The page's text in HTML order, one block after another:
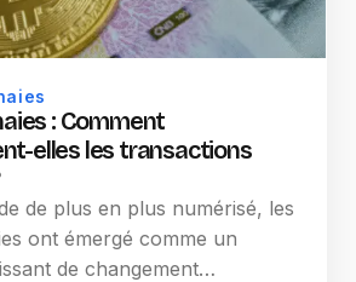
: Comment
elles les transactions
de plus en plus numérisé, les
ont émergé comme un
de changement…